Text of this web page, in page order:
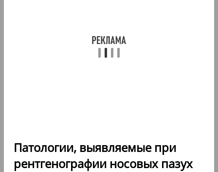
Патологии, выявляемые при
рентгенографии носовых пазух